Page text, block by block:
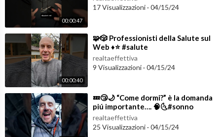
00:00:47
17 Visualizzazioni · 04/15/24
00:00:40
⁣🧩🎲 Professionisti della Salute sul
Web ♦️⭐️ #salute
realtaeffettiva
9 Visualizzazioni · 04/15/24
⁣💤😴🌙 “Come dormi?” è la domanda
piú importante…. 🧠🌜#sonno
#insonnia
realtaeffettiva
25 Visualizzazioni · 04/15/24